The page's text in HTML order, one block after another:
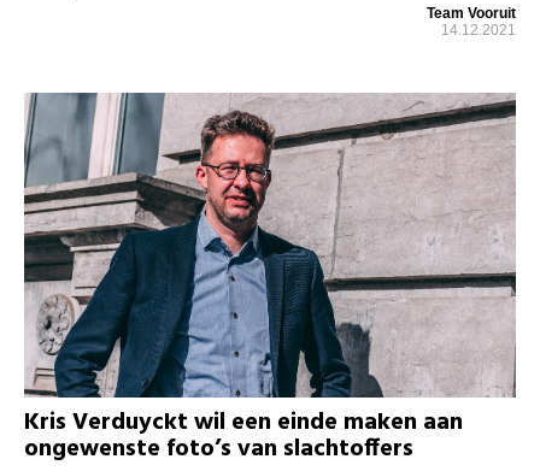
Team Vooruit
14.12.2021
Kris Verduyckt wil een einde maken aan
ongewenste foto’s van slachtoffers